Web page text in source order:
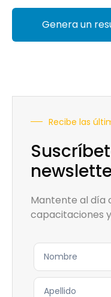
Genera un
Recibe las
Mantente al día
capacitaciones